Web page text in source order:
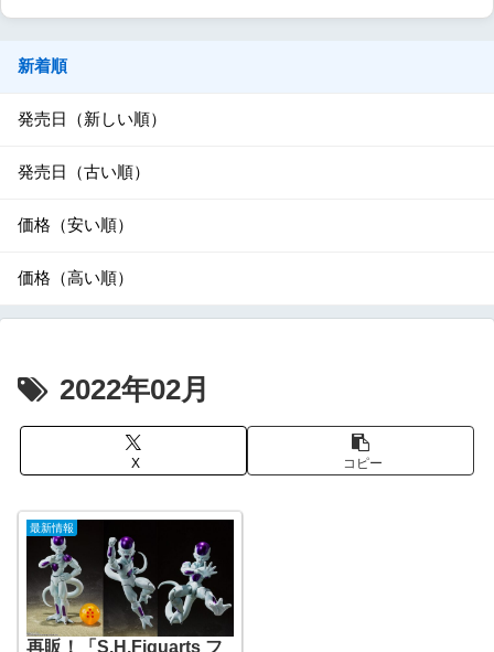
新着順
発売日（新しい順）
発売日（古い順）
価格（安い順）
価格（高い順）
2022年02月
X コピー
最新情報
再販！「S.H.Figuarts フ